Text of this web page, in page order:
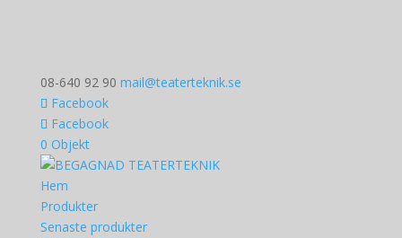
08-640 92 90 mail@teaterteknik.se
Facebook
Facebook
0 Objekt
Hem
Produkter
Senaste produkter